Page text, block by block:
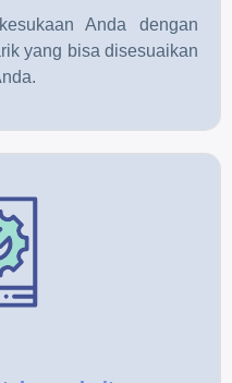
Anda dengan
yang bisa disesuaikan